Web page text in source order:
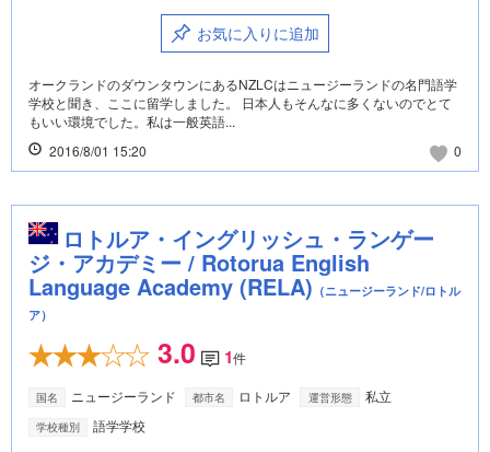
お気に入りに追加
オークランドのダウンタウンにあるNZLCはニュージーランドの名門語学
学校と聞き、ここに留学しました。 日本人もそんなに多くないのでとて
もいい環境でした。私は一般英語...
2016/8/01 15:20
0
ロトルア・イングリッシュ・ランゲー
ジ・アカデミー / Rotorua English
Language Academy (RELA) （ニュージーランド/ロトル
ア）
3.0 1件
国名 ニュージーランド 都市名 ロトルア 運営形態 私立
学校種別 語学学校